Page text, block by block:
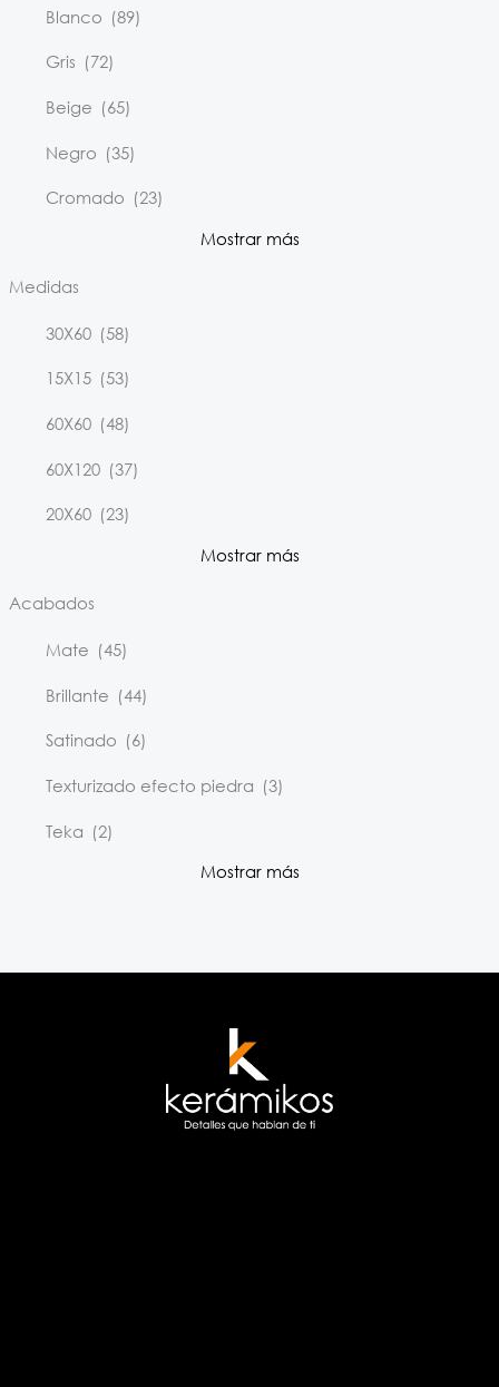
Blanco (89)
Gris (72)
Beige (65)
Negro (35)
Cromado (23)
Mostrar más
Medidas
30X60 (58)
15X15 (53)
60X60 (48)
60X120 (37)
20X60 (23)
Mostrar más
Acabados
Mate (45)
Brillante (44)
Satinado (6)
Texturizado efecto piedra (3)
Teka (2)
Mostrar más